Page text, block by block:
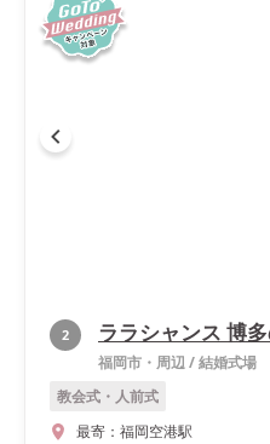
2
福岡市・周辺/結婚式場
ララシャンス 博
教会式・人前式
最寄： 福岡空港駅